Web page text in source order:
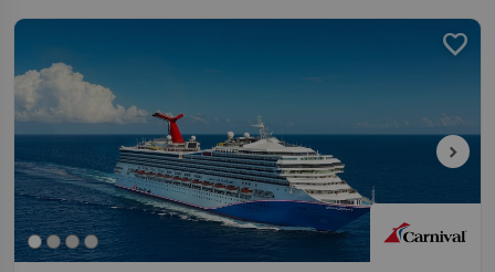
favorite
chevron_right